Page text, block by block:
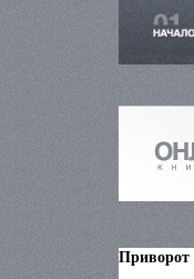
Приворот